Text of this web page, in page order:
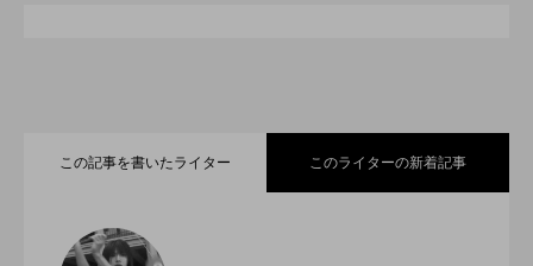
この記事を書いたライター このライターの新着記事
2022.06.21